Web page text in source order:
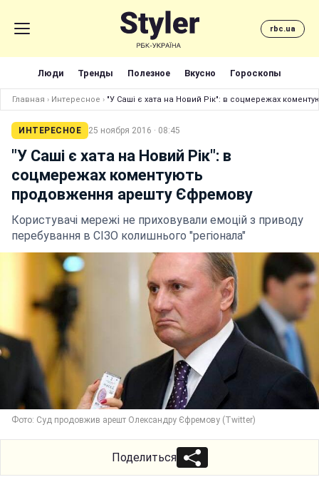
rbc.ua
Люди Тренды Полезное Вкусно Гороскопы
Главная › Интересное › "У Саші є хата на Новий Рік": в соцмережах
ИНТЕРЕСНОЕ 25 ноября 2016 · 08:45
"У Саші є хата на Новий Рік": в
соцмережах коментують
продовження арешту Єфремову
Користувачі мережі не приховували емоцій з приводу
перебування в СІЗО колишнього "регіонала"
Фото: Суд продовжив арешт Олександру Єфремову (Twitter)
Поделиться